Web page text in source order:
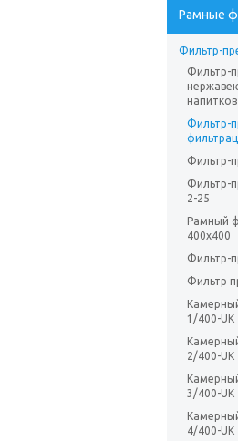
Рамные
Фильтр-
Фильтр-
Фильтр-
Фильтр-
Фильтр-
2-25
Рамный
400х400
Фильтр-
Фильтр
1/400-UK
2/400-UK
3/400-UK
4/400-UK